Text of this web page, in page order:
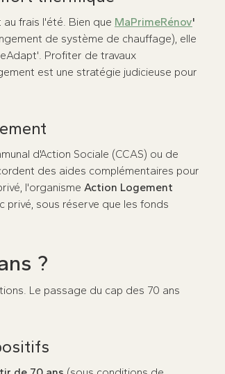
frais l'été. Bien que MaPrimeRénov'
de système de chauffage), elle
Profiter de travaux
est une stratégie judicieuse pour
d'Action Sociale (CCAS) ou de
des aides complémentaires pour
l'organisme Action Logement
sous réserve que les fonds
?
Le passage du cap des 70 ans